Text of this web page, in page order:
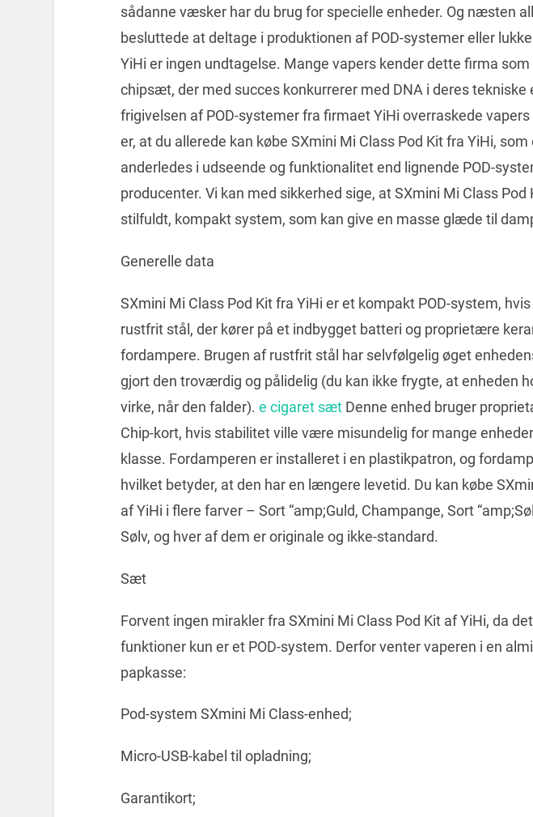
sådanne væsker har du brug for specielle enheder. Og næsten
besluttede at deltage i produktionen af POD-systemer eller
YiHi er ingen undtagelse. Mange vapers kender dette firma
chipsæt, der med succes konkurrerer med DNA i deres tekniske
frigivelsen af POD-systemer fra firmaet YiHi overraskede
er, at du allerede kan købe SXmini Mi Class Pod Kit fra YiHi, som
anderledes i udseende og funktionalitet end lignende POD-
producenter. Vi kan med sikkerhed sige, at SXmini Mi Class Pod
stilfuldt, kompakt system, som kan give en masse glæde til
Generelle data
SXmini Mi Class Pod Kit fra YiHi er et kompakt POD-system,
rustfrit stål, der kører på et indbygget batteri og proprietære
fordampere. Brugen af rustfrit stål har selvfølgelig øget
gjort den troværdig og pålidelig (du kan ikke frygte, at enheden
virke, når den falder). e cigaret sætDenne enhed bruger
Chip-kort, hvis stabilitet ville være misundelig for mange
klasse. Fordamperen er installeret i en plastikpatron, og
hvilket betyder, at den har en længere levetid. Du kan købe
af YiHi i flere farver – Sort “amp;Guld, Champange, Sort
Sølv, og hver af dem er originale og ikke-standard.
Sæt
Forvent ingen mirakler fra SXmini Mi Class Pod Kit af YiHi, da
funktioner kun er et POD-system. Derfor venter vaperen i en
papkasse:
Pod-system SXmini Mi Class-enhed;
Micro-USB-kabel til opladning;
Garantikort;